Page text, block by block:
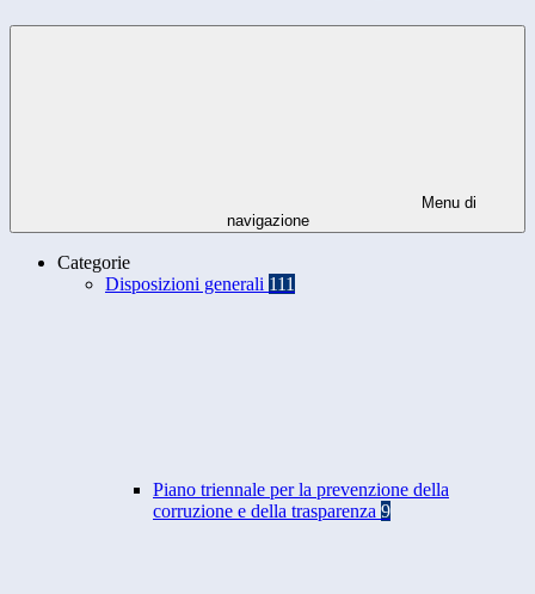
Menu di
navigazione
Categorie
Disposizioni generali 111
Piano triennale per la prevenzione della
corruzione e della trasparenza 9